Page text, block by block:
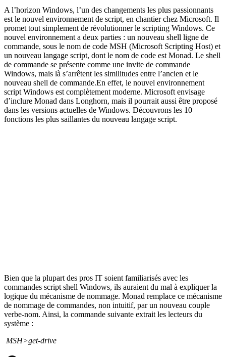
Email
A l’horizon Windows, l’un des changements les plus passionnants
est le nouvel environnement de script, en chantier chez Microsoft. Il
promet tout simplement de révolutionner le scripting Windows. Ce
nouvel environnement a deux parties : un nouveau shell ligne de
commande, sous le nom de code MSH (Microsoft Scripting Host) et
un nouveau langage script, dont le nom de code est Monad. Le shell
de commande se présente comme une invite de commande
Windows, mais là s’arrêtent les similitudes entre l’ancien et le
nouveau shell de commande.En effet, le nouvel environnement
script Windows est complètement moderne. Microsoft envisage
d’inclure Monad dans Longhorn, mais il pourrait aussi être proposé
dans les versions actuelles de Windows. Découvrons les 10
fonctions les plus saillantes du nouveau langage script.
Bien que la plupart des pros IT soient familiarisés avec les
commandes script shell Windows, ils auraient du mal à expliquer la
logique du mécanisme de nommage. Monad remplace ce mécanisme
de nommage de commandes, non intuitif, par un nouveau couple
verbe-nom. Ainsi, la commande suivante extrait les lecteurs du
système :
MSH>get-drive